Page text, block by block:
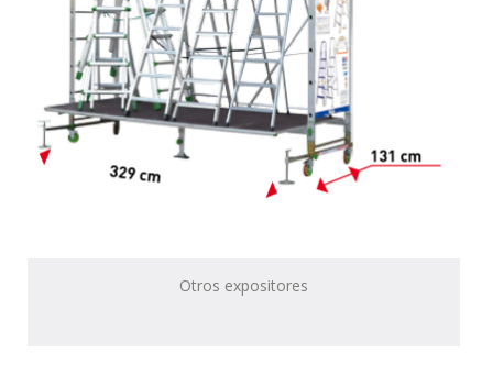
Otros expositores